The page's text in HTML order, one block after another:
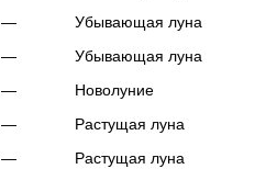
—
Убывающая луна
—
Убывающая луна
—
Новолуние
—
Растущая луна
—
Растущая луна